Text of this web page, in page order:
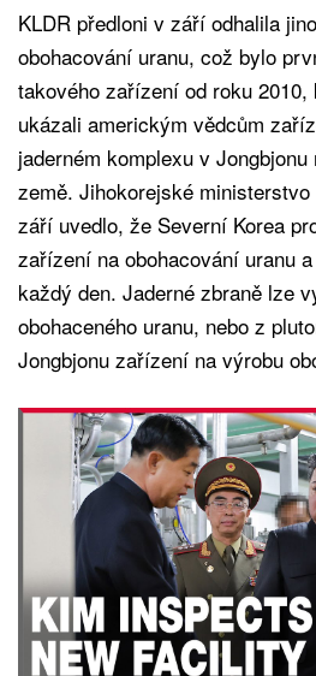
KLDR předloni v září odhalila
obohacování uranu, což bylo
takového zařízení od roku
ukázali americkým vědcům
jaderném komplexu v
země. Jihokorejské
září uvedlo, že Severní Korea
zařízení na obohacování uranu
každý den. Jaderné zbraně lze
obohaceného uranu, nebo z
Jongbjonu zařízení na výrobu